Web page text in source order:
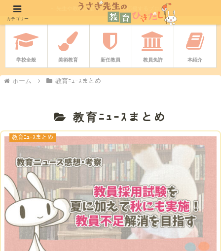
－ 先生や教職志望者をやさしく応援するブログ －
学校全般 美術教育 新任教員 教員免許 本紹介
ホーム 教育ﾆｭｰｽまとめ
教育ﾆｭｰｽまとめ
教育ﾆｭｰｽまとめ
カテゴリー